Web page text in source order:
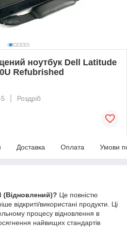
ноутбук Dell Latitude
Refubrished
Роздріб
Доставка Оплата Умови
Це повністю
відкриті/використані продукти. Ці
процесу відновлення в
найвищих стандартів